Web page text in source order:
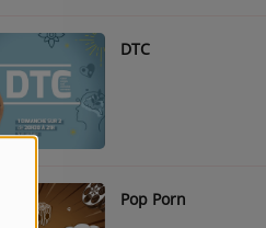
DTC
Pop Porn